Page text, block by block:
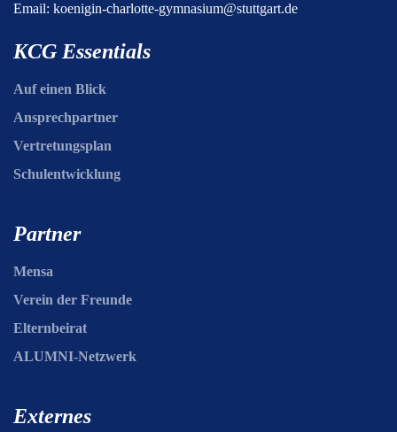
Email: koenigin-charlotte-gymnasium@stuttgart.de
KCG Essentials
Auf einen Blick
Ansprechpartner
Vertretungsplan
Schulentwicklung
Partner
Mensa
Verein der Freunde
Elternbeirat
ALUMNI-Netzwerk
Externes